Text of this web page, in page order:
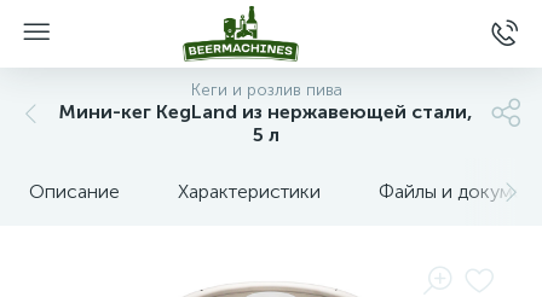
Кеги и розлив пива
Мини-кег KegLand из нержавеющей стали,
5 л
Описание Характеристики Файлы и